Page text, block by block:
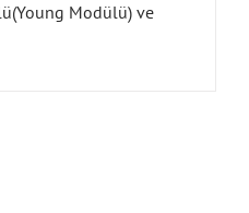
Modülü) ve